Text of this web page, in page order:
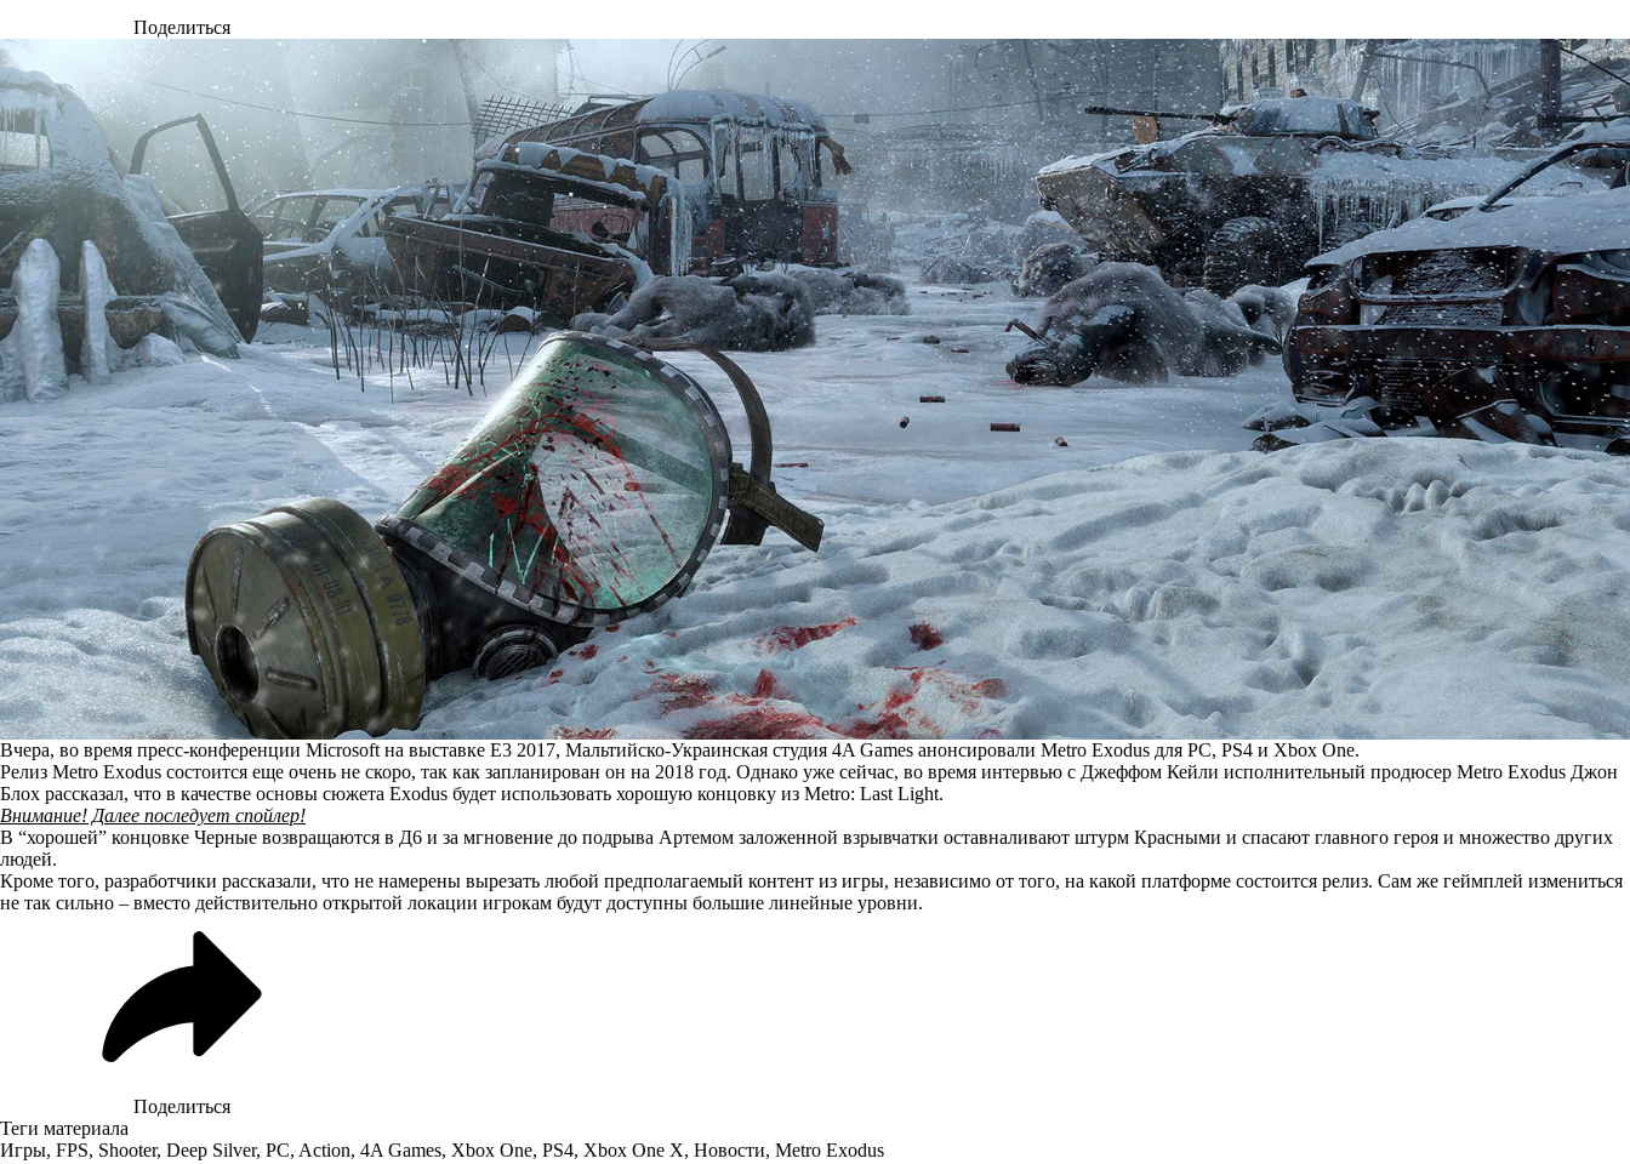
Поделиться
Вчера, во время пресс-конференции Microsoft на выставке E3 2017, Мальтийско-Украинская студия 4A Games анонсировали Metro Exodus для PC, PS4 и Xbox One.
Релиз Metro Exodus состоится еще очень не скоро, так как запланирован он на 2018 год. Однако уже сейчас, во время интервью с Джеффом Кейли исполнительный продюсер Metro Exodus Джон
Блох рассказал, что в качестве основы сюжета Exodus будет использовать хорошую концовку из Metro: Last Light.
Внимание! Далее последует спойлер!
В “хорошей” концовке Черные возвращаются в Д6 и за мгновение до подрыва Артемом заложенной взрывчатки оставналивают штурм Красными и спасают главного героя и множество других
людей.
Кроме того, разработчики рассказали, что не намерены вырезать любой предполагаемый контент из игры, независимо от того, на какой платформе состоится релиз. Сам же геймплей измениться
не так сильно – вместо действительно открытой локации игрокам будут доступны большие линейные уровни.
Поделиться
Теги материала
Игры, FPS, Shooter, Deep Silver, PC, Action, 4A Games, Xbox One, PS4, Xbox One X, Новости, Metro Exodus